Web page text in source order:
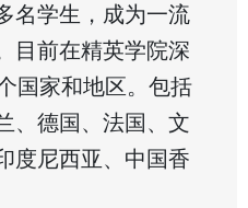
名学生，成为一流
目前在精英学院深
国家和地区。包括
、德国、法国、文
度尼西亚、中国香